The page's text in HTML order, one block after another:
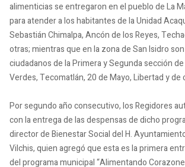
alimenticias se entregaron en el pueblo de La
para atender a los habitantes de la Unidad
Sebastián Chimalpa, Ancón de los Reyes,
otras; mientras que en la zona de San Isidro
ciudadanos de la Primera y Segunda sección de
Verdes, Tecomatlán, 20 de Mayo, Libertad y de
Por segundo año consecutivo, los Regidores
con la entrega de las despensas de dicho
director de Bienestar Social del H.
Vilchis, quien agregó que esta es la primera
del programa municipal “Alimentando